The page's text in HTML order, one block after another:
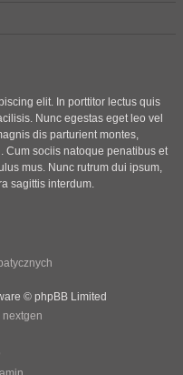
elit. In porttitor lectus quis
Nunc egestas eget leo vel
dis parturient montes,
Cum sociis natoque penatibus et
mus. Nunc rutrum dui ipsum,
sagittis interdum.
© phpBB Limited
nextgen